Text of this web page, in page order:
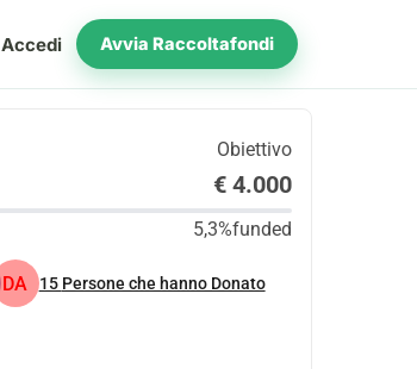
Accedi Avvia Raccoltafondi
Obiettivo
€ 4.000
5,3%funded
DA 15 Persone che hanno Donato